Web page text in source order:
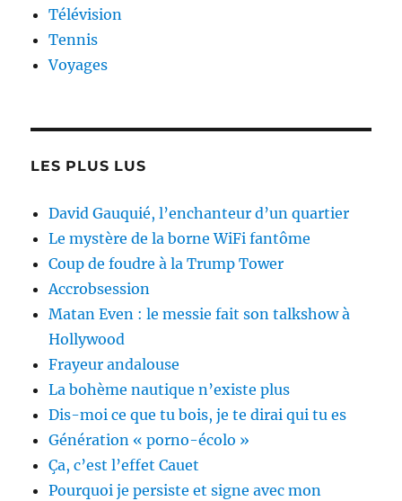
Télévision
Tennis
Voyages
LES PLUS LUS
David Gauquié, l’enchanteur d’un quartier
Le mystère de la borne WiFi fantôme
Coup de foudre à la Trump Tower
Accrobsession
Matan Even : le messie fait son talkshow à
Hollywood
Frayeur andalouse
La bohème nautique n’existe plus
Dis-moi ce que tu bois, je te dirai qui tu es
Génération « porno-écolo »
Ça, c’est l’effet Cauet
Pourquoi je persiste et signe avec mon